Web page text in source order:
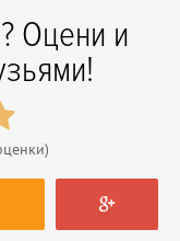
Оцени и